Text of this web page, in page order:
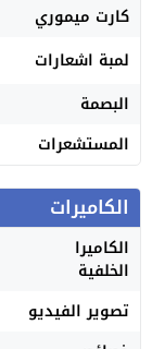
كارت ميموري
لمبة اشعارات
البصمة
المستشعرات
الكاميرات
الكاميرا
الخلفية
تصوير الفيديو